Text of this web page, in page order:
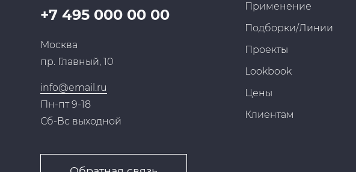
+7 495 000 00 00
Москва
пр. Главный, 10
info@email.ru
Пн-пт 9-18
Сб-Вс выходной
Применение
Подборки/Линии
Проекты
Lookbook
Цены
Клиентам